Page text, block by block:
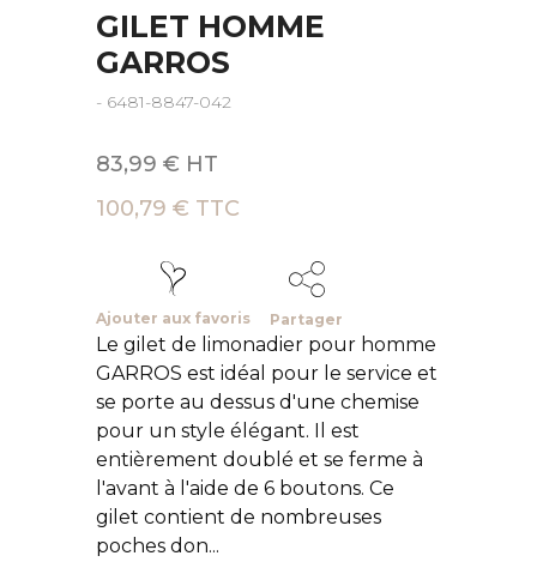
GILET HOMME
GARROS
- 6481-8847-042
83,99 € HT
100,79 € TTC
Ajouter aux favoris Partager
Le gilet de limonadier pour homme
GARROS est idéal pour le service et
se porte au dessus d'une chemise
pour un style élégant. Il est
entièrement doublé et se ferme à
l'avant à l'aide de 6 boutons. Ce
gilet contient de nombreuses
poches don...